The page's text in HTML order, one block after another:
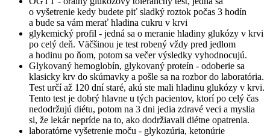
o vyšetrenie kedy budete piť sladký roztok počas 3 hodín
a bude sa vám merať hladina cukru v krvi
glykemický profil - jedná sa o meranie hladiny glukózy v krvi
po celý deň. Väčšinou je test robený vždy pred jedlom
a hodinu po ňom, potom sa večer výsledky vyhodnocujú.
Glykovaný hemoglobín, glykovaný proteín - odoberie sa
klasicky krv do skúmavky a pošle sa na rozbor do laboratória.
Test určí až 120 dní staré, akú ste mali hladinu glukózy v krvi.
Tento test je dobrý hlavne u tých pacientov, ktorí po celý čas
nedodržujú diétu, potom na 3 dni jedia zdravé veci a myslia
si, že lekár nepríde na to, ako dodržiavali diétne opatrenia.
laboratórne vyšetrenie moču - glykozúria, ketonúrie